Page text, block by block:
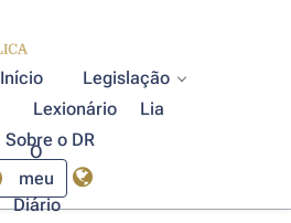
Início
Legislação
Lexionário
Lia
Sobre o DR
O
meu
Diário